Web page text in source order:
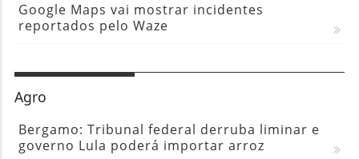
Google Maps vai mostrar incidentes
reportados pelo Waze
Agro
Bergamo: Tribunal federal derruba liminar e
governo Lula poderá importar arroz